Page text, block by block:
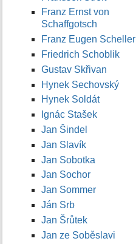
Franz Ernst von
Schaffgotsch
Franz Eugen Scheller
Friedrich Schoblik
Gustav Skřivan
Hynek Sechovský
Hynek Soldát
Ignác Stašek
Jan Šindel
Jan Slavík
Jan Sobotka
Jan Sochor
Jan Sommer
Ján Srb
Jan Šrůtek
Jan ze Soběslavi